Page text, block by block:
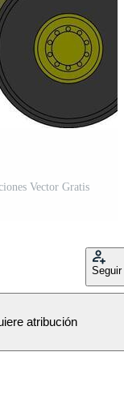
Vector Gratis
Seguir
atribución